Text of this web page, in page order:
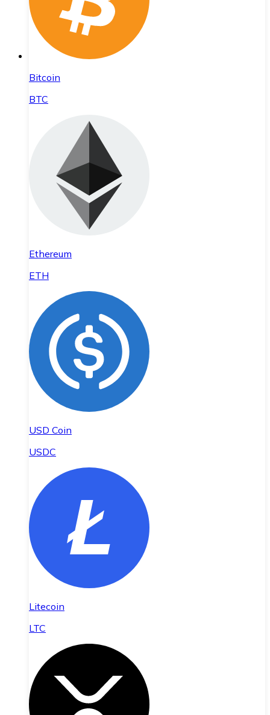
Bitcoin
BTC
Ethereum
ETH
USD Coin
USDC
Litecoin
LTC